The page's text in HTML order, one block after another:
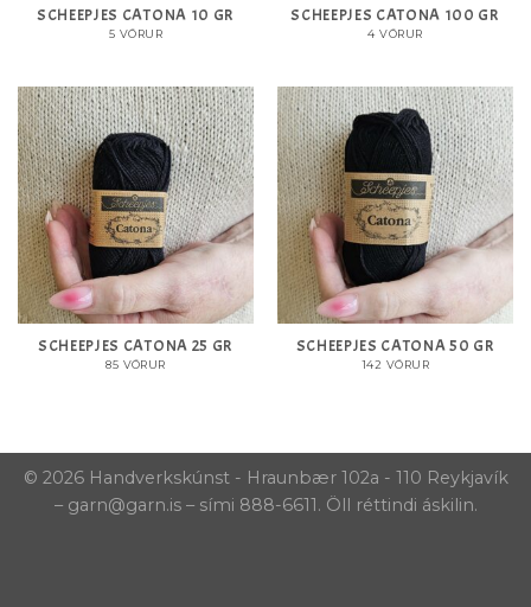
SCHEEPJES CATONA 10 GR
5 VÖRUR
SCHEEPJES CATONA 100 GR
4 VÖRUR
SCHEEPJES CATONA 25 GR
85 VÖRUR
SCHEEPJES CATONA 50 GR
142 VÖRUR
© 2026 Handverkskúnst - Hraunbær 102a - 110 Reykjavík
– garn@garn.is – sími 888-6611. Öll réttindi áskilin.